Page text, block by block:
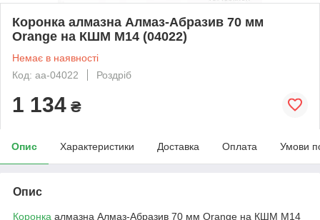
Коронка алмазна Алмаз-Абразив 70 мм
Orange на КШМ M14 (04022)
Немає в наявності
Код: aa-04022
Роздріб
1 134 ₴
Опис Характеристики Доставка Оплата Умови
Опис
Коронка алмазна Алмаз-Абразив 70 мм Orange на КШМ M14